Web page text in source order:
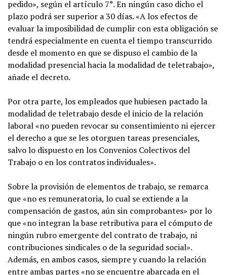
pedido», según el artículo 7°. En ningún caso dicho el
plazo podrá ser superior a 30 días. «A los efectos de
evaluar la imposibilidad de cumplir con esta obligación se
tendrá especialmente en cuenta el tiempo transcurrido
desde el momento en que se dispuso el cambio de la
modalidad presencial hacia la modalidad de teletrabajo»,
añade el decreto.
Por otra parte, los empleados que hubiesen pactado la
modalidad de teletrabajo desde el inicio de la relación
laboral «no pueden revocar su consentimiento ni ejercer
el derecho a que se les otorguen tareas presenciales,
salvo lo dispuesto en los Convenios Colectivos del
Trabajo o en los contratos individuales».
Sobre la provisión de elementos de trabajo, se remarca
que «no es remuneratoria, lo cual se extiende a la
compensación de gastos, aún sin comprobantes» por lo
que «no integran la base retributiva para el cómputo de
ningún rubro emergente del contrato de trabajo, ni
contribuciones sindicales o de la seguridad social».
Además, en ambos casos, siempre y cuando la relación
entre ambas partes «no se encuentre abarcada en el